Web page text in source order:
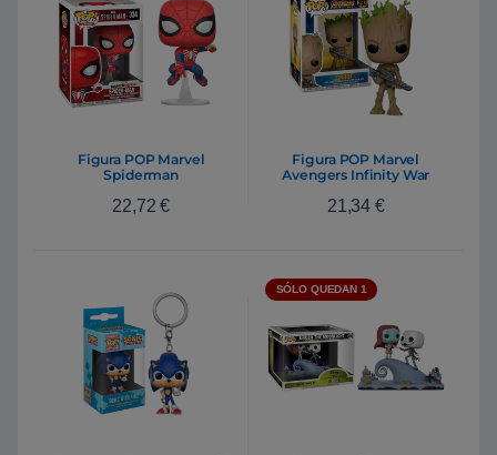
Figura POP Marvel
Spiderman
22,72€
Figura POP Marvel
Avengers Infinity War
21,34 €
SÓLO QUEDAN 1